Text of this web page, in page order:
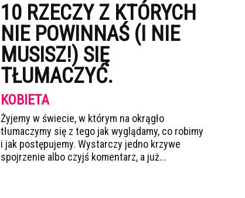
10 RZECZY Z KTÓRYCH
NIE POWINNAŚ (I NIE
MUSISZ!) SIĘ
TŁUMACZYĆ.
KOBIETA
Żyjemy w świecie, w którym na okrągło
tłumaczymy się z tego jak wyglądamy, co robimy
i jak postępujemy. Wystarczy jedno krzywe
spojrzenie albo czyjś komentarz, a już...